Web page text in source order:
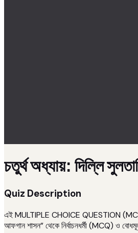
চতুর্থ অধ্যায়: দিল্লি
Quiz Description
এই MULTIPLE CHOICE QUESTION
আফগান শাসন” থেকে নির্বাচনধর্মী (MCQ) ও